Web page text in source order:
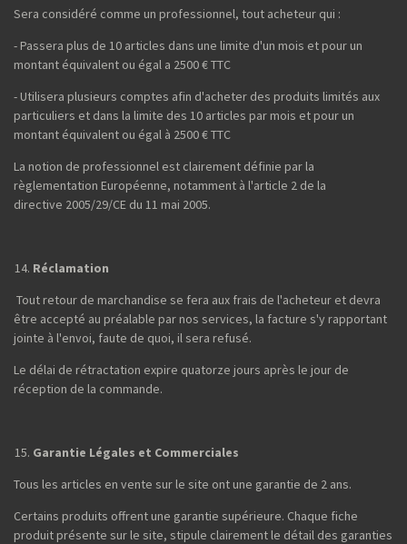
Sera considéré comme un professionnel, tout acheteur qui :
- Passera plus de 10 articles dans une limite d'un mois et pour un
montant équivalent ou égal a 2500 € TTC
- Utilisera plusieurs comptes afin d'acheter des produits limités aux
particuliers et dans la limite des 10 articles par mois et pour un
montant équivalent ou égal à 2500 € TTC
La notion de professionnel est clairement définie par la
règlementation Européenne, notamment à l'article 2 de la
directive 2005/29/CE du 11 mai 2005.
Réclamation
Tout retour de marchandise se fera aux frais de l'acheteur et devra
être accepté au préalable par nos services, la facture s'y rapportant
jointe à l'envoi, faute de quoi, il sera refusé.
Le délai de rétractation expire quatorze jours après le jour de
réception de la commande.
Garantie Légales et Commerciales
Tous les articles en vente sur le site ont une garantie de 2 ans.
Certains produits offrent une garantie supérieure. Chaque fiche
produit présente sur le site, stipule clairement le détail des garanties